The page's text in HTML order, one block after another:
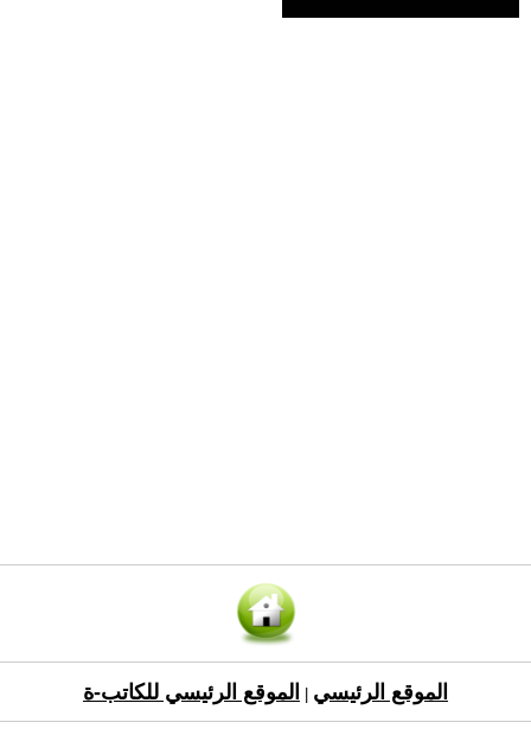
الموقع الرئيسي الموقع الرئيسي للكاتب-ة